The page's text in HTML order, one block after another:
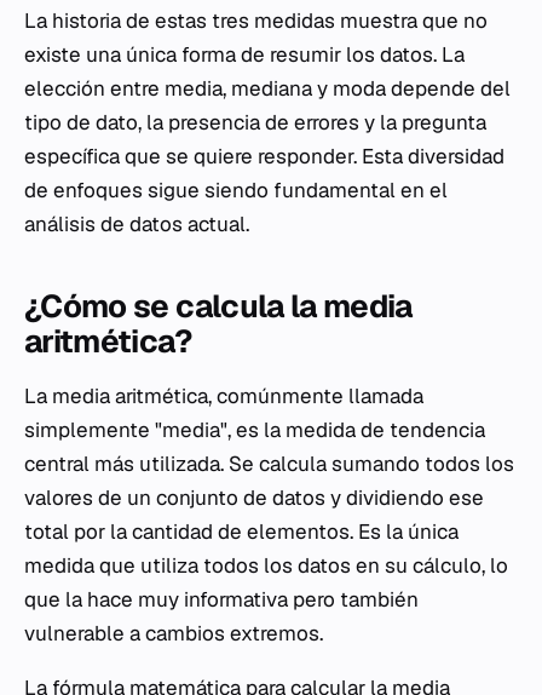
La historia de estas tres medidas muestra que no
existe una única forma de resumir los datos. La
elección entre media, mediana y moda depende del
tipo de dato, la presencia de errores y la pregunta
específica que se quiere responder. Esta diversidad
de enfoques sigue siendo fundamental en el
análisis de datos actual.
¿Cómo se calcula la media
aritmética?
La media aritmética, comúnmente llamada
simplemente "media", es la medida de tendencia
central más utilizada. Se calcula sumando todos los
valores de un conjunto de datos y dividiendo ese
total por la cantidad de elementos. Es la única
medida que utiliza todos los datos en su cálculo, lo
que la hace muy informativa pero también
vulnerable a cambios extremos.
La fórmula matemática para calcular la media